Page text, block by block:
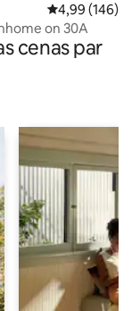
Vidējais
4,99 (146)
on 30A
cenas par